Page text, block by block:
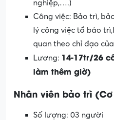
nghiệp,….)
Công việc: Bảo trì,
lý công việc tổ bảo
quan theo chỉ đạo
Lương: 14-17tr/26
làm thêm giờ)
Nhân viên bảo trì
Số lượng: 03 người